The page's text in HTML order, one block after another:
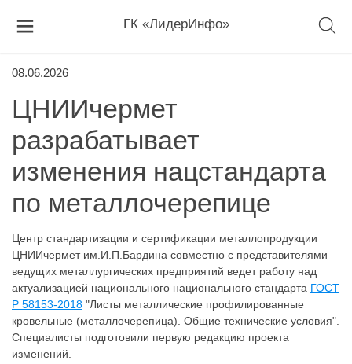
ГК «ЛидерИнфо»
08.06.2026
ЦНИИчермет
разрабатывает
изменения нацстандарта
по металлочерепице
Центр стандартизации и сертификации металлопродукции
ЦНИИчермет им.И.П.Бардина совместно с представителями
ведущих металлургических предприятий ведет работу над
актуализацией национального национального стандарта ГОСТ
Р 58153-2018 "Листы металлические профилированные
кровельные (металлочерепица). Общие технические условия".
Специалисты подготовили первую редакцию проекта
изменений.